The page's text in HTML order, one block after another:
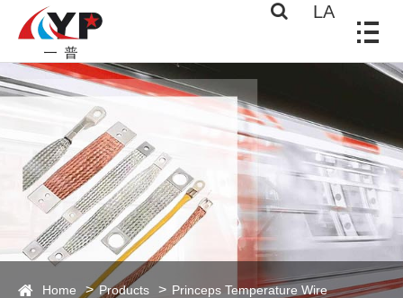
LA
Home Products
Princeps Temperature Wire